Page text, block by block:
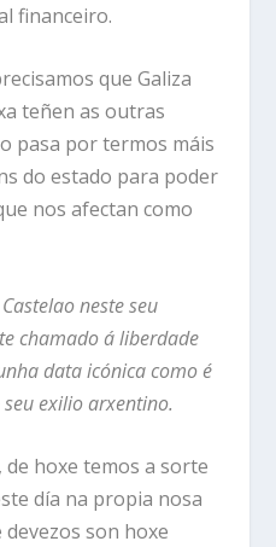
financeiro.
que Galiza
teñen as outras
pasa por termos máis
do estado para poder
nos afectan como
neste seu
chamado á liberdade
data icónica como é
exilio arxentino.
hoxe temos a sorte
día na propia nosa
son hoxe